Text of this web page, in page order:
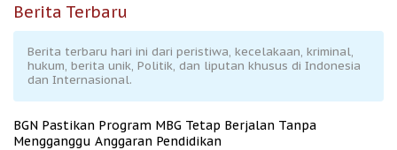
Berita Terbaru
Berita terbaru hari ini dari peristiwa, kecelakaan, kriminal,
hukum, berita unik, Politik, dan liputan khusus di Indonesia
dan Internasional.
BGN Pastikan Program MBG Tetap Berjalan Tanpa
Mengganggu Anggaran Pendidikan